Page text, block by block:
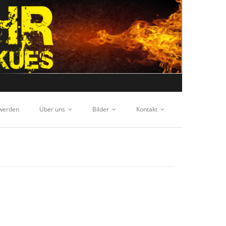
Über uns Bilder Kontakt